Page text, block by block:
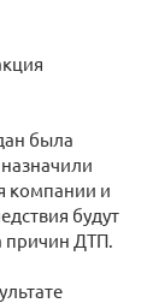
была
компании и
будут
причин ДТП.